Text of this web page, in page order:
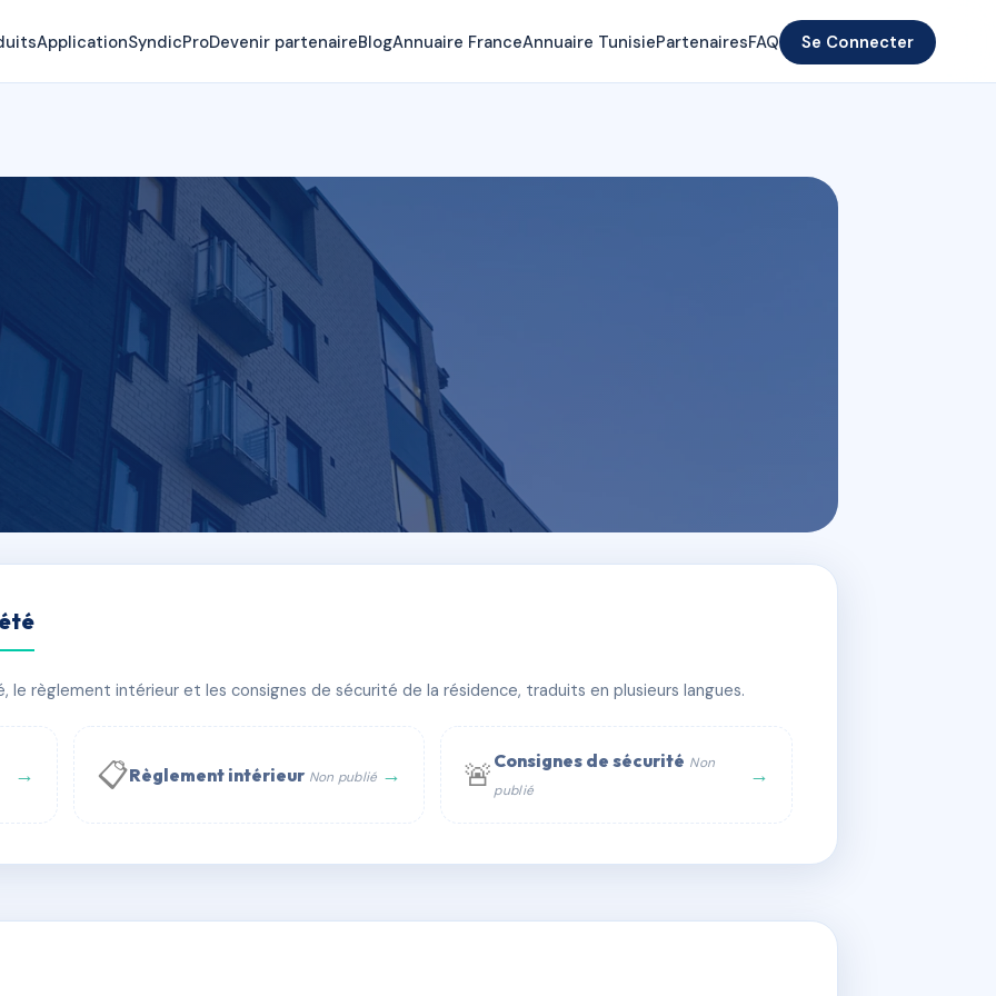
ApplicationSyndicProDevenir partenaireBlogAnnuaire FranceAnnuaire TunisiePartenairesFAQ Se Connecter
WhatsApp
règlement intérieur et les consignes de sécurité de la résidence, traduits en plusieurs langues.
→ 📋Règlement intérieur Non publié → 🚨 Consignes de sécurité Non
publié
→
AE3495637 🇫🇷